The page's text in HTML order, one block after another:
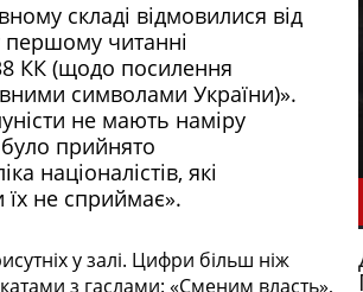
складі відмовилися від
читанні
КК (щодо посилення
символами Украї­ни)».
не мають наміру
прийнято
націоналістів, які
не сприймає».
у залі. Цифри більш ніж
з гаслами: «Сме­ним власть»,